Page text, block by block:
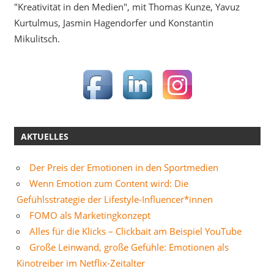
"Kreativität in den Medien", mit Thomas Kunze, Yavuz
Kurtulmus, Jasmin Hagendorfer und Konstantin
Mikulitsch.
AKTUELLES
Der Preis der Emotionen in den Sportmedien
Wenn Emotion zum Content wird: Die
Gefühlsstrategie der Lifestyle-Influencer*innen
FOMO als Marketingkonzept
Alles für die Klicks – Clickbait am Beispiel YouTube
Große Leinwand, große Gefühle: Emotionen als
Kinotreiber im Netflix-Zeitalter